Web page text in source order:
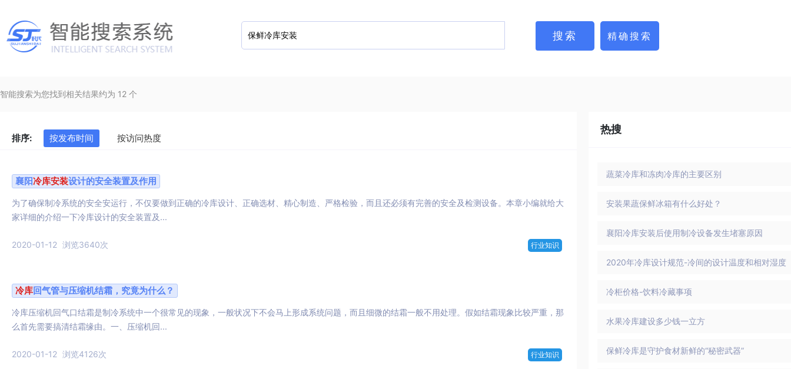
智能搜索为您找到相关结果约为 12 个
排序: 按发布时间 按访问热度
襄阳冷库安装设计的安全装置及作用
为了确保制冷系统的安全安运行，不仅要做到正确的冷库设计、正确选材、精心制造、严格检验，而且还必须有完善的安全及检测设备。本章小编就给大
家详细的介绍一下冷库设计的安全装置及...
2020-01-12 浏览3640次 行业知识
冷库回气管与压缩机结霜，究竟为什么？
冷库压缩机回气口结霜是制冷系统中一个很常见的现象，一般状况下不会马上形成系统问题，而且细微的结霜一般不用处理。假如结霜现象比较严重，那
么首先需要搞清结霜缘由。一、压缩机回...
2020-01-12 浏览4126次 行业知识
热搜
蔬菜冷库和冻肉冷库的主要区别
安装果蔬保鲜冰箱有什么好处？
襄阳冷库安装后使用制冷设备发生堵塞原因
2020年冷库设计规范-冷间的设计温度和相对湿度
冷柜价格-饮料冷藏事项
水果冷库建设多少钱一立方
保鲜冷库是守护食材新鲜的“秘密武器”